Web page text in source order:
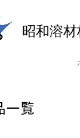
昭和溶
一覧